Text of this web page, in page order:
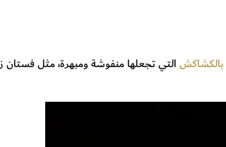
بالكشاكشالتي تجعلها منفوشة ومبهرة، مثل فستان